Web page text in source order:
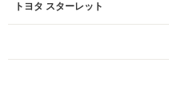
トヨタ スターレット